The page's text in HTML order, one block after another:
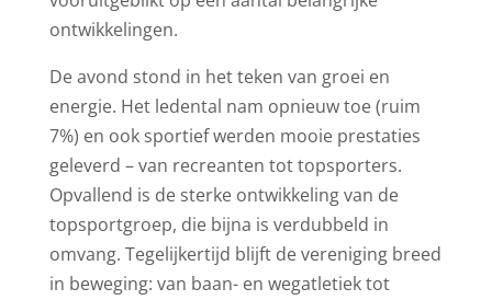
ontwikkelingen.
De avond stond in het teken van groei en
energie. Het ledental nam opnieuw toe (ruim
7%) en ook sportief werden mooie prestaties
geleverd – van recreanten tot topsporters.
Opvallend is de sterke ontwikkeling van de
topsportgroep, die bijna is verdubbeld in
omvang. Tegelijkertijd blijft de vereniging breed
in beweging: van baan- en wegatletiek tot